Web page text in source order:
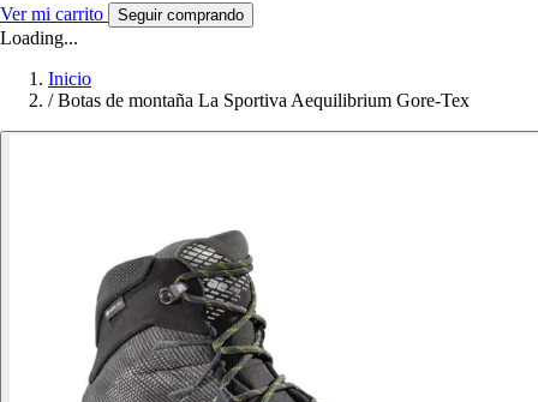
Ver mi carrito Seguir comprando
Loading...
Inicio
/ Botas de montaña La Sportiva Aequilibrium Gore-Tex